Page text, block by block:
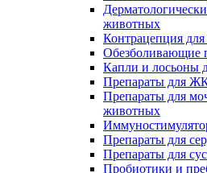
животных
Контрацепция
Обезболивающие
Капли и лосьоны
Препараты для
Препараты для
животных
Препараты для
Препараты для
Пробиотики и